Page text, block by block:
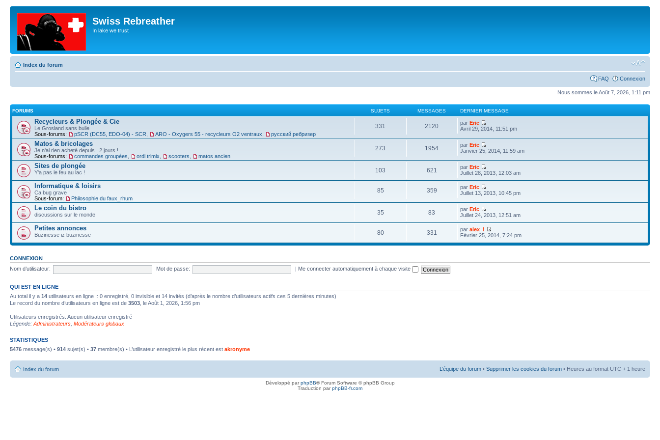
Swiss Rebreather
In lake we trust
Index du forum
FAQ Connexion
Nous sommes le Août 7, 2026, 1:11 pm
FORUMS SUJETS MESSAGES DERNIER MESSAGE
Recycleurs & Plongée & Cie
Le Grosland sans bulle
Sous-forums:
pSCR (DC55, EDO-04) - SCR ARO - Oxygers 55 - recycleurs O2 ventraux русский ребризер
331 2120 parEric
Avril 29, 2014, 11:51 pm
Matos & bricolages
Je n'ai rien acheté depuis...2 jours !
Sous-forums:
commandes groupées ordi trimix scooters matos ancien
273 1954 parEric
Janvier 25, 2014, 11:59 am
Sites de plongée
Y'a pas le feu au lac ! 103 621 parEric
Juillet 28, 2013, 12:03 am
Informatique & loisirs
Ca bug grave !
Sous-forum:
Philosophie du faux_rhum
85 359 parEric
Juillet 13, 2013, 10:45 pm
Le coin du bistro
discussions sur le monde 35 83 parEric
Juillet 24, 2013, 12:51 am
Petites annonces
Buzinesse iz buzinesse 80 331 paralex_!
Février 25, 2014, 7:24 pm
CONNEXION
Nom d’utilisateur:
Mot de passe: Me connecter automatiquement à chaque visite
QUI EST EN LIGNE
Au total il y a 14 utilisateurs en ligne :: 0 enregistré, 0 invisible et 14 invités (d’après le nombre d’utilisateurs actifs ces 5 dernières minutes)
Le record du nombre d’utilisateurs en ligne est de 3503 , le Août 1, 2026, 1:56 pm
Utilisateurs enregistrés: Aucun utilisateur enregistré
Légende: Administrateurs Modérateurs globaux
STATISTIQUES
5476 message(s) • 914 sujet(s) • 37 membre(s) • L’utilisateur enregistré le plus récent est akronyme
Index du forum L’équipe du forum • Supprimer les cookies du forum • Heures au format UTC + 1 heure
Développé parphpBB® Forum Software © phpBB Group
Traduction parphpBB-fr.com